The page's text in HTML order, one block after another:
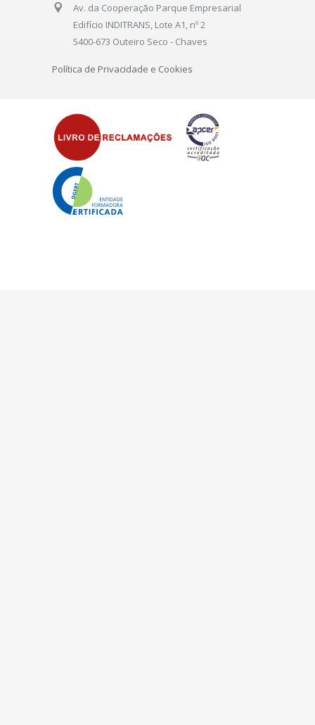
Av. da Cooperação Parque Empresarial
Edifício INDITRANS, Lote A1, nº 2
5400-673 Outeiro Seco - Chaves
Política de Privacidade e Cookies